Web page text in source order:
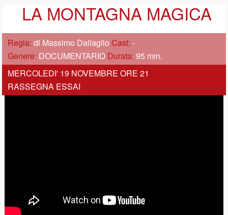
LA MONTAGNA MAGICA
Regia:di Massimo Dallaglio Cast:-
Genere: DOCUMENTARIO Durata:95 min.
MERCOLEDI' 19 NOVEMBRE ORE 21
RASSEGNA ESSAI